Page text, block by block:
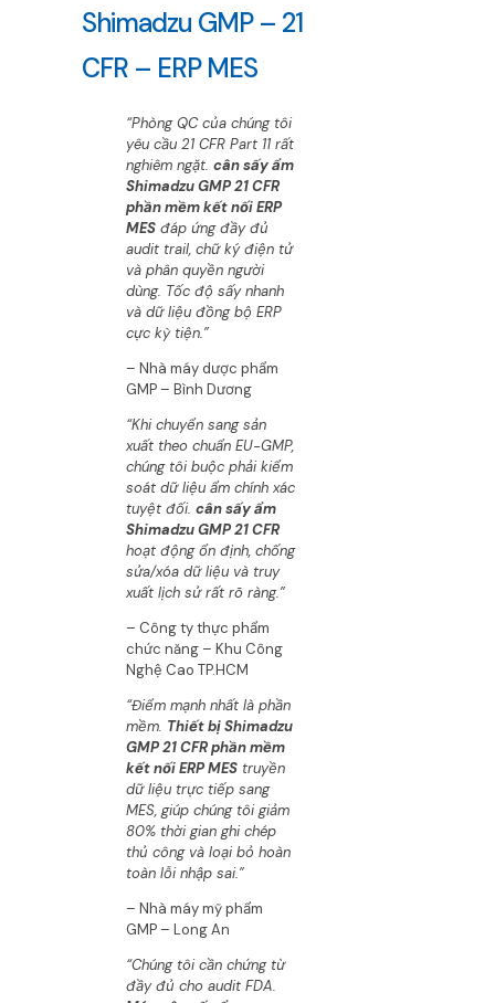
Shimadzu GMP – 21
CFR – ERP MES
“Phòng QC của chúng tôi
yêu cầu 21 CFR Part 11 rất
nghiêm ngặt. cân sấy ẩm
Shimadzu GMP 21 CFR
phần mềm kết nối ERP
MES đáp ứng đầy đủ
audit trail, chữ ký điện tử
và phân quyền người
dùng. Tốc độ sấy nhanh
và dữ liệu đồng bộ ERP
cực kỳ tiện.”
– Nhà máy dược phẩm
GMP – Bình Dương
“Khi chuyển sang sản
xuất theo chuẩn EU-GMP,
chúng tôi buộc phải kiểm
soát dữ liệu ẩm chính xác
tuyệt đối. cân sấy ẩm
Shimadzu GMP 21 CFR
hoạt động ổn định, chống
sửa/xóa dữ liệu và truy
xuất lịch sử rất rõ ràng.”
– Công ty thực phẩm
chức năng – Khu Công
Nghệ Cao TP.HCM
“Điểm mạnh nhất là phần
mềm. Thiết bị Shimadzu
GMP 21 CFR phần mềm
kết nối ERP MES truyền
dữ liệu trực tiếp sang
MES, giúp chúng tôi giảm
80% thời gian ghi chép
thủ công và loại bỏ hoàn
toàn lỗi nhập sai.”
– Nhà máy mỹ phẩm
GMP – Long An
“Chúng tôi cần chứng từ
đầy đủ cho audit FDA.